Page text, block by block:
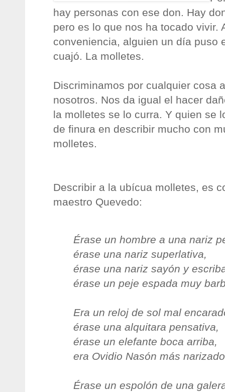
hay personas con ese don. Hay
pero es lo que nos ha tocado vivir.
conveniencia, alguien un día puso
cuajó. La molletes.
Discriminamos por cualquier cosa
nosotros. Nos da igual el hacer
la molletes se lo curra. Y quien se
de finura en describir mucho con
molletes.
Describir a la ubícua molletes, es
maestro Quevedo:
Érase un hombre a una nariz
érase una nariz superlativa,
érase una nariz sayón y
érase un peje espada muy
Era un reloj de sol mal
érase una alquitara pensativa,
érase un elefante boca arriba,
era Ovidio Nasón más
Érase un espolón de una